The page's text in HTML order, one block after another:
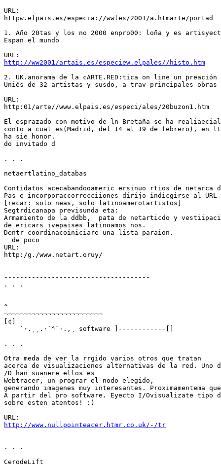
URL:
httpw.elpais.es/especia://wwles/2001/a.htmarte/portad
1. Año 20tas y los no 2000 enpro00: loña y es
Espan el mundo
http://ww2001/artais.es/especiew.elpales//histo.htm
2. UK.anorama de la cARTE.RED:tica on line un
Uniés de 32 artistas y susdo, a trav principales obras
URL:
http:01/arte//www.elpais.es/especi/ales/20buzon1.htm
El esprazado con motivo de ln Bretaña se ha
conto a cual es(Madrid, del 14 al 19 de febrero), en
ha sie honor.
do invitado d
. . .
netaertlatino_databas
Contidatos acecabandooameric ersinuo rtios de
Pas e incorporaccorrecciiones dirijo indicgirse al URL
[recar: solo neas, solo latinoamerotartistos]
Segtrdicanapa previsunda eta:
Armamiento de la ddbb,  pata de netarticdo y
de ericars ivepaises latinoamos nos.
Dentr coordinacoiniciare una lista paraion.
  de poco
URL:
http:/g./www.netart.oruy/
-------------------------------------
. . .
^
¬¬¬¬¬¬¬¬¬¬¬¬¬¬¬¬¬¬¬¬¬¬¬¬¬
[¢]
    `·.¸¸.·´^`·.,¸ software ]------------[]
. . .
Otra meda de ver la rrgido varios otros que tratan
acerca de visualizaciones alternativas de la red. Uno d
/D han suanere ellos es
Webtracer, un prograr el nodo elegido,
generando imagenes muy interesantes. Proximamentema
A partir del pro software. Eyecto I/Ovisualizate tipo
sobre esten atentos! :)
http://www.nullpointeacer.htmr.co.uk/-/tr
. . .
CerodeLift